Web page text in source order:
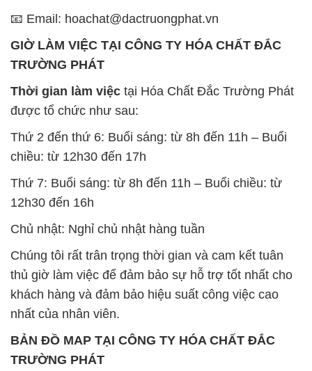
📧 Email: hoachat@dactruongphat.vn
GIỜ LÀM VIỆC TẠI CÔNG TY HÓA CHẤT ĐẮC
TRƯỜNG PHÁT
Thời gian làm việc tại Hóa Chất Đắc Trường Phát
được tổ chức như sau:
Thứ 2 đến thứ 6: Buổi sáng: từ 8h đến 11h – Buổi
chiều: từ 12h30 đến 17h
Thứ 7: Buổi sáng: từ 8h đến 11h – Buổi chiều: từ
12h30 đến 16h
Chủ nhật: Nghỉ chủ nhật hàng tuần
Chúng tôi rất trân trọng thời gian và cam kết tuân
thủ giờ làm việc để đảm bảo sự hỗ trợ tốt nhất cho
khách hàng và đảm bảo hiệu suất công việc cao
nhất của nhân viên.
BẢN ĐỒ MAP TẠI CÔNG TY HÓA CHẤT ĐẮC
TRƯỜNG PHÁT